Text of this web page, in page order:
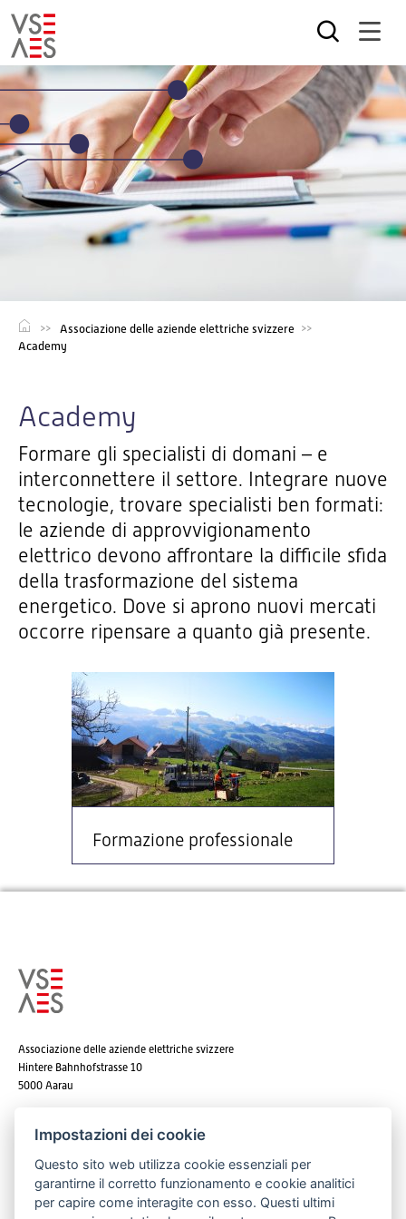
Salta
al
contenuto
principale
Associazione delle aziende elettriche svizzere
Academy
Academy
Formare gli specialisti di domani – e
interconnettere il settore. Integrare nuove
tecnologie, trovare specialisti ben formati:
le aziende di approvvigionamento
elettrico devono affrontare la difficile sfida
della trasformazione del sistema
energetico. Dove si aprono nuovi mercati
occorre ripensare a quanto già presente.
Formazione professionale
Associazione delle aziende elettriche svizzere
Hintere Bahnhofstrasse 10
5000 Aarau
E-mail:info@strom.ch
Impostazioni dei cookie
Questo sito web utilizza cookie essenziali per
garantirne il corretto funzionamento e cookie analitici
per capire come interagite con esso. Questi ultimi